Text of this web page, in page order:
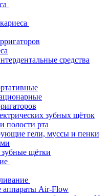
средства
зубных щёток
полости рта
гели, муссы и пенки
щётки
аппараты Air-Flow